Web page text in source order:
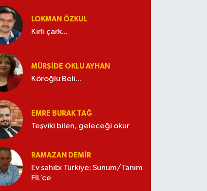
LOKMAN ÖZKUL
Kirli çark...
MÜRŞIDE OKLU AYHAN
Köroğlu Beli...
EMRE BURAK TAĞ
Teşviki bilen, geleceği okur
RAMAZAN DEMİR
Ev sahibi Türkiye; Sunum/Tanım
FİL’ce